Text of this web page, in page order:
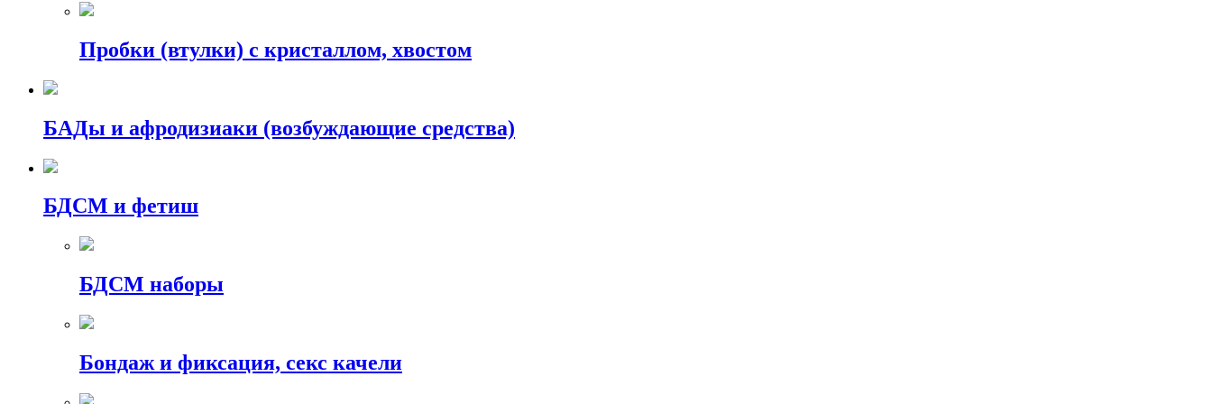
Пробки (втулки) с кристаллом, хвостом
БАДы и афродизиаки (возбуждающие средства)
БДСМ и фетиш
БДСМ наборы
Бондаж и фиксация, секс качели